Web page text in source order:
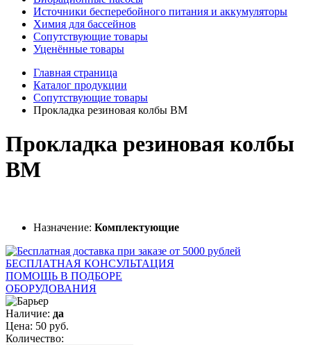
Источники бесперебойного питания и аккумуляторы
Химия для бассейнов
Сопутствующие товары
Уценённые товары
Главная страница
Каталог продукции
Сопутствующие товары
Прокладка резиновая колбы ВМ
Прокладка резиновая колбы
ВМ
Назначение: Комплектующие
БЕСПЛАТНАЯ КОНСУЛЬТАЦИЯ
ПОМОЩЬ В ПОДБОРЕ
ОБОРУДОВАНИЯ
Наличие: да
Цена: 50 руб.
Количество: